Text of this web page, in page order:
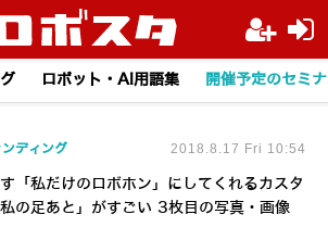
ロボット・AI用語集 開催予定のセミ
「私だけのロボホン」にしてくれるカスタ
の足あと」がすごい 3枚目の写真・画像
ディング 2018.8.17 Fri 10:54